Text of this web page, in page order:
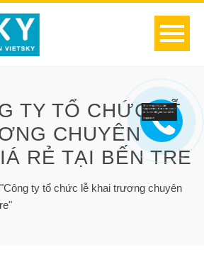
TY TỔ CHỨC LỄ
CHUYÊN
RẺ TẠI BẾN TRE
ty tổ chức lễ khai trương chuyên